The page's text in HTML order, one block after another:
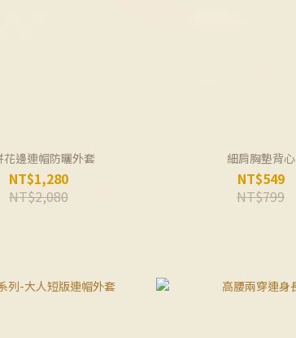
花邊連帽防曬外套
NT$1,280
NT$2,080
細肩胸墊背心
NT$549
NT$799